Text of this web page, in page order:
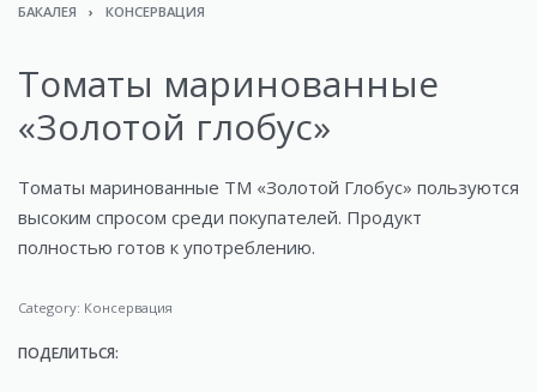
БАКАЛЕЯ › КОНСЕРВАЦИЯ
Томаты маринованные
«Золотой глобус»
Томаты маринованные ТМ «Золотой Глобус» пользуются
высоким спросом среди покупателей. Продукт
полностью готов к употреблению.
Category: Консервация
ПОДЕЛИТЬСЯ: